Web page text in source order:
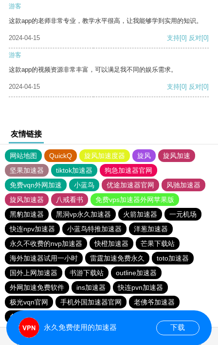
游客
这款app的老师非常专业，教学水平很高，让我能够学到实用的知识。
2024-04-15 支持[0] 反对[0]
游客
这款app的视频资源非常丰富，可以满足我不同的娱乐需求。
2024-04-15 支持[0] 反对[0]
友情链接
网站地图 QuickQ 旋风加速度器 旋风
旋风加速
坚果加速器
tiktok加速器
狗急加速器官网
免费vqn外网加速
小蓝鸟 优途加速器官网
风驰加速器
旋风加速器
八戒看书
免费vps加速器外网苹果版
黑豹加速器
黑洞vp永久加速器 火箭加速器
一元机场
快连npv加速器
小蓝鸟特推加速器
洋葱加速器
永久不收费的nvp加速器
快橙加速器
芒果下载站
海外加速器试用一小时
雷霆加速免费永久
toto加速器
国外上网加速器
书游下载站
outline加速器
外网加速免费软件
ins加速器
快连pvn加速器
极光vqn官网
手机外国加速器官网
老佛爷加速器
免费vps加速器外网
永久免费使用的加速器 下载